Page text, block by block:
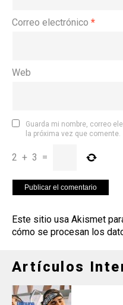
Correo electrónico *
Web
Guarda mi nombre, correo
la próxima vez que comente.
2 + 3 =
Este sitio usa Akismet
cómo se procesan los
Artículos